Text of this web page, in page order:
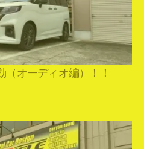
（オーディオ編）！！